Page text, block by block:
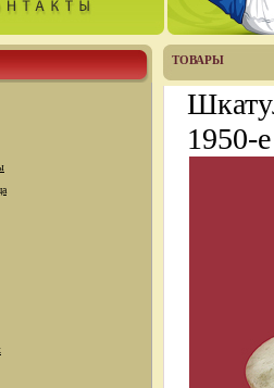
ТОВАРЫ
1950-